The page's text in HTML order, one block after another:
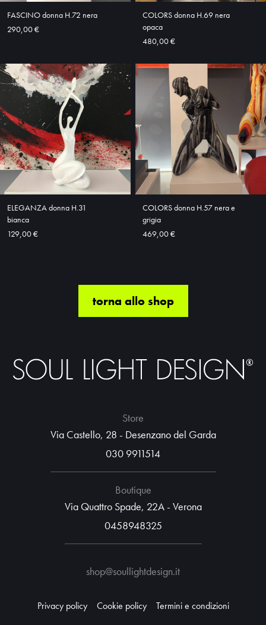
FASCINO donna H.72 nera
290,00 €
COLORS donna H.69 nera
opaca
480,00 €
ELEGANZA donna H.31
bianca
129,00 €
COLORS donna H.57 nera e
grigia
469,00 €
torna allo shop
Store
Via Castello, 28 - Desenzano del Garda
030 9911514
Boutique
Via Quattro Spade, 22A - Verona
0458948325
shop@soullightdesign.it
Privacy policy Cookie policy
Termini e condizioni